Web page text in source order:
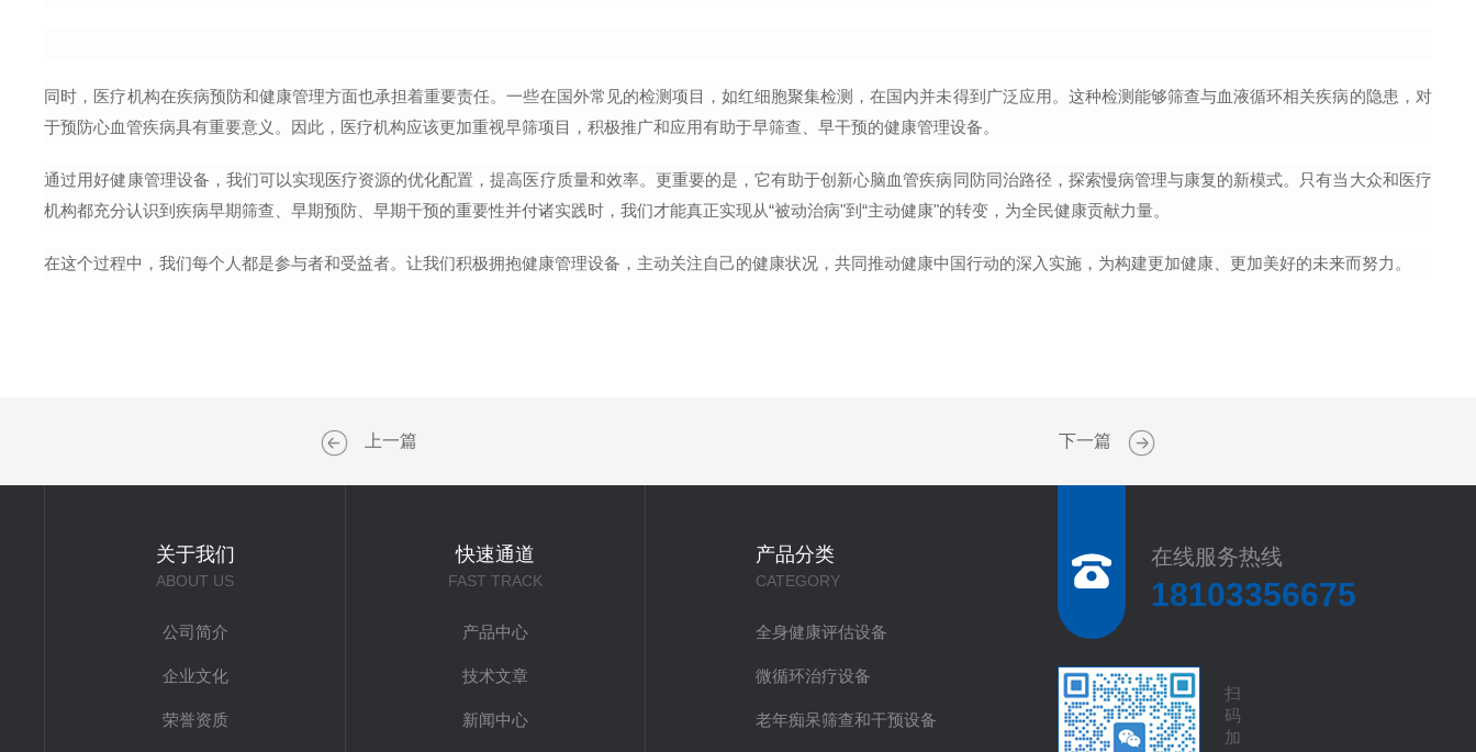
同时，医疗机构在疾病预防和健康管理方面也承担着重要责任。一些在国外常见的检测项目，如红细胞聚集检测，在国内并未得到广泛应用。这种检测能够筛查与血液循环相关疾病的隐患，对
于预防心血管疾病具有重要意义。因此，医疗机构应该更加重视早筛项目，积极推广和应用有助于早筛查、早干预的健康管理设备。
通过用好健康管理设备，我们可以实现医疗资源的优化配置，提高医疗质量和效率。更重要的是，它有助于创新心脑血管疾病同防同治路径，探索慢病管理与康复的新模式。只有当大众和医疗
机构都充分认识到疾病早期筛查、早期预防、早期干预的重要性并付诸实践时，我们才能真正实现从“被动治病"到“主动健康"的转变，为全民健康贡献力量。
在这个过程中，我们每个人都是参与者和受益者。让我们积极拥抱健康管理设备，主动关注自己的健康状况，共同推动健康中国行动的深入实施，为构建更加健康、更加美好的未来而努力。
上一篇 下一篇
关于我们
ABOUT US
公司简介
企业文化
荣誉资质
快速通道
FAST TRACK
产品中心
技术文章
新闻中心
产品分类
CATEGORY
全身健康评估设备
微循环治疗设备
老年痴呆筛查和干预设备
在线服务热线
18103356675
扫
码
加